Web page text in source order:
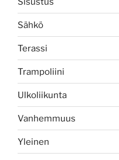
Sähkö
Terassi
Trampoliini
Ulkoliikunta
Vanhemmuus
Yleinen